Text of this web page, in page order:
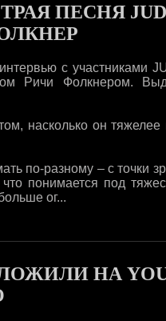
ПЕСНЯ
с участниками
Ричи Фолкнером.
насколько он тяжелее
по-разному – с точки
что понимается под
ог...
НА